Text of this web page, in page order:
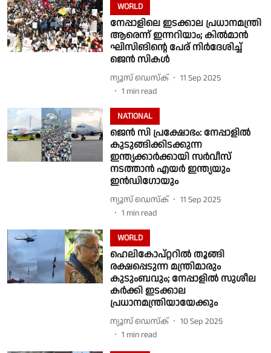
WORLD
നേപ്പാളിലെ ഇടക്കാല പ്രധാനമന്ത്രി
ആരെന്ന് ഇന്നറിയാം; കിൽമാൻ
ഘിസിങിന്റെ പേര് നിർദേശിച്ച്
ജെൻ സികൾ
ന്യൂസ് ഡെസ്ക്
11 Sep 2025
1 min read
NATIONAL
ജെൻ സി പ്രക്ഷോഭം: നേപ്പാളിൽ
കുടുങ്ങിക്കിടക്കുന്ന
ഇന്ത്യക്കാർക്കായി സർവീസ്
നടത്താൻ എയർ ഇന്ത്യയും
ഇൻഡിഗോയും
ന്യൂസ് ഡെസ്ക്
11 Sep 2025
1 min read
WORLD
ഹെലികോപ്റ്ററില്‍ തൂങ്ങി
രക്ഷപ്പെടുന്ന മന്ത്രിമാരും
കുടുംബവും; നേപ്പാളില്‍ സുശീല
കര്‍ക്കി ഇടക്കാല
പ്രധാനമന്ത്രിയായേക്കും
ന്യൂസ് ഡെസ്ക്
10 Sep 2025
1 min read